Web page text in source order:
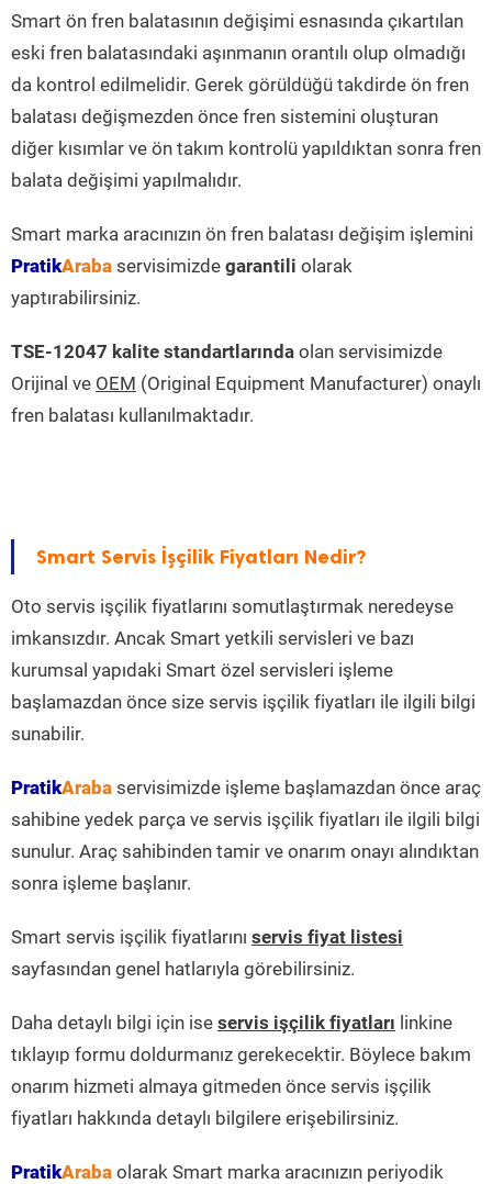
Smart ön fren balatasının değişimi esnasında çıkartılan
eski fren balatasındaki aşınmanın orantılı olup olmadığı
da kontrol edilmelidir. Gerek görüldüğü takdirde ön fren
balatası değişmezden önce fren sistemini oluşturan
diğer kısımlar ve ön takım kontrolü yapıldıktan sonra fren
balata değişimi yapılmalıdır.
Smart marka aracınızın ön fren balatası değişim işlemini
PratikAraba servisimizde garantili olarak
yaptırabilirsiniz.
TSE-12047 kalite standartlarında olan servisimizde
Orijinal ve OEM (Original Equipment Manufacturer) onaylı
fren balatası kullanılmaktadır.
Smart Servis İşçilik Fiyatları Nedir?
Oto servis işçilik fiyatlarını somutlaştırmak neredeyse
imkansızdır. Ancak Smart yetkili servisleri ve bazı
kurumsal yapıdaki Smart özel servisleri işleme
başlamazdan önce size servis işçilik fiyatları ile ilgili bilgi
sunabilir.
PratikAraba servisimizde işleme başlamazdan önce araç
sahibine yedek parça ve servis işçilik fiyatları ile ilgili bilgi
sunulur. Araç sahibinden tamir ve onarım onayı alındıktan
sonra işleme başlanır.
Smart servis işçilik fiyatlarını servis fiyat listesi
sayfasından genel hatlarıyla görebilirsiniz.
Daha detaylı bilgi için ise servis işçilik fiyatları linkine
tıklayıp formu doldurmanız gerekecektir. Böylece bakım
onarım hizmeti almaya gitmeden önce servis işçilik
fiyatları hakkında detaylı bilgilere erişebilirsiniz.
PratikAraba olarak Smart marka aracınızın periyodik